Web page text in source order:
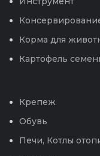
Корма для
Картофель
Крепеж
Обувь
Печи, Котлы